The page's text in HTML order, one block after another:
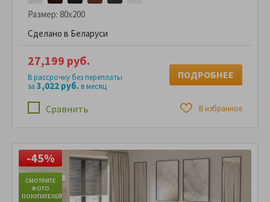
Размер: 80x200
Сделано в Беларуси
Сравнить В избранное
27,199 руб.
В рассрочку без переплаты
за 3,022 руб.в месяц
ПОДРОБНЕЕ
-45%
СМОТРИТЕ
ФОТО
ПОКУПАТЕЛЕЙ